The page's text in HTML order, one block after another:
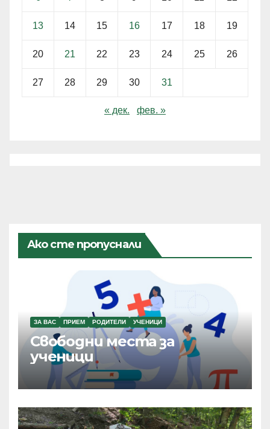
13 14 15 16 17 18 19
20 21 22 23 24 25 26
27 28 29 30 31
« дек. фев. »
Ако сте пропуснали
ЗА ВАС ПРИЕМ РОДИТЕЛИ УЧЕНИЦИ
Свободни места за
ученици